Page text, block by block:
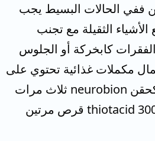
ففي الحالات البسيط يجب
الثقيلة مع تجنب
كابخركة أو الجلوس
مكملات غذائية تحتوي على
فيتامين ب المركب ، كحقن neurobion ثلاث مرات
أسبوعيا ، أقراص thiotacid 300mg قرص مرتين